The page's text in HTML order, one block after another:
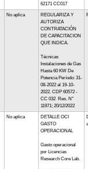
62171 CC017
No aplica
REGULARIZA Y
AUTORIZA
CONTRATACIÓN
DE CAPACITACION
QUE INDICA.
Técnicas
Instalaciones de Gas
Hasta 60 KW De
Potencia Período: 31-
08-2022 al 19-10-
2022. CDP 60572 -
CC 032 Res. N°
11971; 20/12/2022
No aplica
DETALLE OCI
GASTO
OPERACIONAL
Gasto operacional
por Licencias
Research Core Lab.